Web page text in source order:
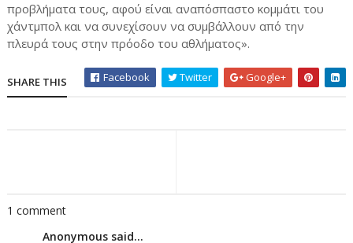
προβλήματα τους, αφού είναι αναπόσπαστο κομμάτι του
χάντμπολ και να συνεχίσουν να συμβάλλουν από την
πλευρά τους στην πρόοδο του αθλήματος».
SHARE THIS Facebook Twitter Google+
1 comment
Anonymous said...